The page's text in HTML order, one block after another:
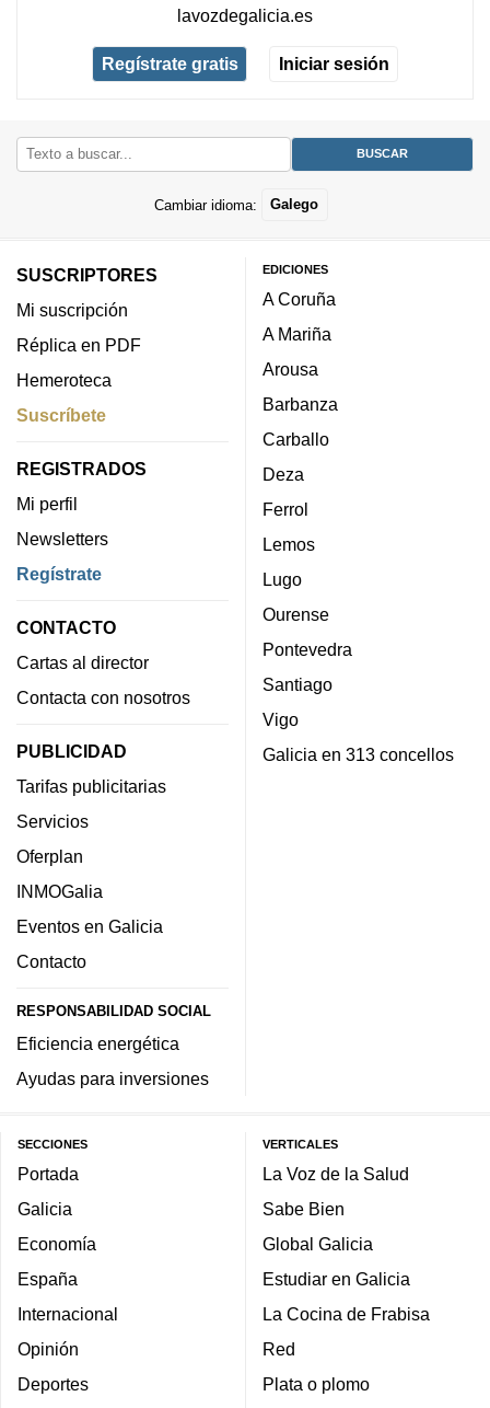
lavozdegalicia.es
Regístrate gratis Iniciar sesión
Cambiar idioma: Galego
SUSCRIPTORES
Mi suscripción
Réplica en PDF
Hemeroteca
Suscríbete
REGISTRADOS
Mi perfil
Newsletters
Regístrate
CONTACTO
Cartas al director
Contacta con nosotros
PUBLICIDAD
Tarifas publicitarias
Servicios
Oferplan
INMOGalia
Eventos en Galicia
Contacto
RESPONSABILIDAD SOCIAL
Eficiencia energética
Ayudas para inversiones
EDICIONES
A Coruña
A Mariña
Arousa
Barbanza
Carballo
Deza
Ferrol
Lemos
Lugo
Ourense
Pontevedra
Santiago
Vigo
Galicia en 313 concellos
SECCIONES
Portada
Galicia
Economía
España
Internacional
Opinión
Deportes
VERTICALES
La Voz de la Salud
Sabe Bien
Global Galicia
Estudiar en Galicia
La Cocina de Frabisa
Red
Plata o plomo